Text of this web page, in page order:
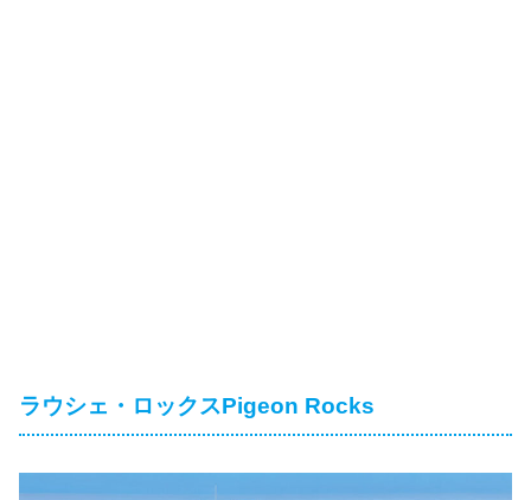
ラウシェ・ロックスPigeon Rocks